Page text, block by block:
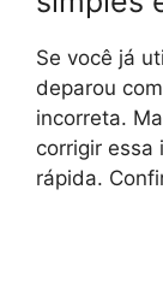
Se você já
deparou
incorreta.
corrigir essa
rápida.